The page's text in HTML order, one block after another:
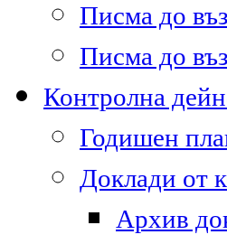
Писма до
Писма до
Контролна
Годишен
Доклади от
Архив